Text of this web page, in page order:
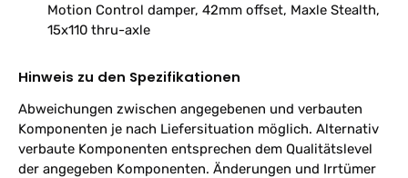
Motion Control damper, 42mm offset, Maxle Stealth,
15x110 thru-axle
Hinweis zu den Spezifikationen
Abweichungen zwischen angegebenen und verbauten
Komponenten je nach Liefersituation möglich. Alternativ
verbaute Komponenten entsprechen dem Qualitätslevel
der angegeben Komponenten. Änderungen und Irrtümer